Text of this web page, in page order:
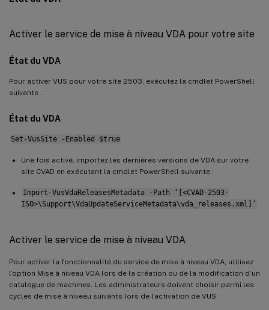
Activer le service de mise à niveau VDA pour votre site
État du VDA
Pour activer VUS pour votre site 2503, exécutez la cmdlet PowerShell
suivante :
État du VDA
Set-VusSite -Enabled $true
Une fois activé, importez les dernières versions de VDA sur votre
site CVAD en exécutant la cmdlet PowerShell suivante :
Import-VusVdaReleasesMetadata -Path ‘[<CVAD-2503-
ISO>\Support\VdaUpdateServiceMetadata\vda_releases.xml]’
Activer le service de mise à niveau VDA
Pour activer la fonctionnalité du service de mise à niveau VDA, utilisez
l’option Mise à niveau VDA lors de la création ou de la modification d’un
catalogue de machines. Les administrateurs doivent choisir parmi les
cycles de mise à niveau suivants lors de l’activation de VUS :